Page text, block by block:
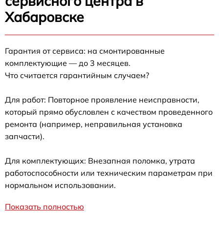
Хабаровске
Гарантия от сервиса: на смонтированные
комплектующие — до 3 месяцев.
Что считается гарантийным случаем?
Для работ: Повторное проявление неисправности,
который прямо обусловлен с качеством проведенного
ремонта (например, неправильная установка
запчасти).
Для комплектующих: Внезапная поломка, утрата
работоспособности или техническим параметрам при
нормальном использовании.
Показать полностью